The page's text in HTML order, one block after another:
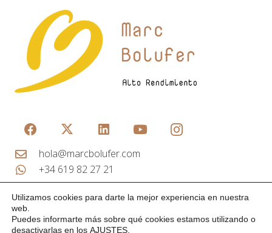
hola@marcbolufer.com
+34 619 82 27 21
Últimos artículos
Síndrome del impostor en equipos: cuando el talento
Utilizamos cookies para darte la mejor experiencia en nuestra
web.
Puedes informarte más sobre qué cookies estamos utilizando o
desactivarlas en los AJUSTES